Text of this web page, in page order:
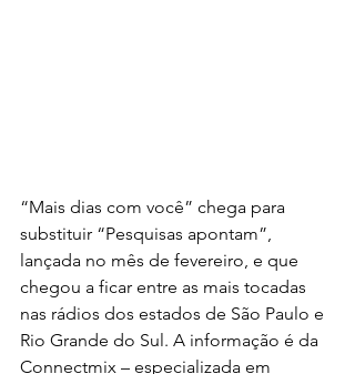
“Mais dias com você” chega para
substituir “Pesquisas apontam”,
lançada no mês de fevereiro, e que
chegou a ficar entre as mais tocadas
nas rádios dos estados de São Paulo e
Rio Grande do Sul. A informação é da
Connectmix – especializada em